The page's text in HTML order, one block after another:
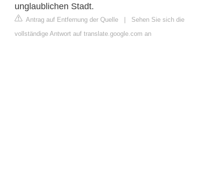
unglaublichen Stadt.
Antrag auf Entfernung der Quelle | Sehen Sie sich die
vollständige Antwort auf translate.google.com an